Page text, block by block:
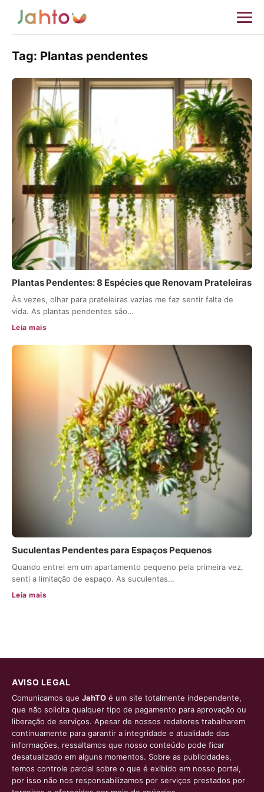
Tag: Plantas pendentes
Plantas Pendentes: 8 Espécies que Renovam Prateleiras
Às vezes, olhar para prateleiras vazias me faz sentir falta de
vida. As plantas pendentes são…
Leia mais
Suculentas Pendentes para Espaços Pequenos
Quando entrei em um apartamento pequeno pela primeira vez,
senti a limitação de espaço. As suculentas…
Leia mais
AVISO LEGAL
Comunicamos que JahTO é um site totalmente independente,
que não solicita qualquer tipo de pagamento para aprovação ou
liberação de serviços. Apesar de nossos redatores trabalharem
continuamente para garantir a integridade e atualidade das
informações, ressaltamos que nosso conteúdo pode ficar
desatualizado em alguns momentos. Sobre as publicidades,
temos controle parcial sobre o que é exibido em nosso portal,
por isso não nos responsabilizamos por serviços prestados por